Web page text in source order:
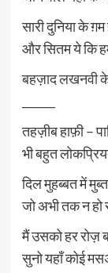
सारी दुनिया के ग़म
और सितम ये कि
बहज़ाद लखनवी
तहज़ीब हाफ़ी –
भी बहुत
दिल मुहब्बत में
जो अभी तक न हो
मैं उसको हर रोज़
सुनो यहाँ कोई